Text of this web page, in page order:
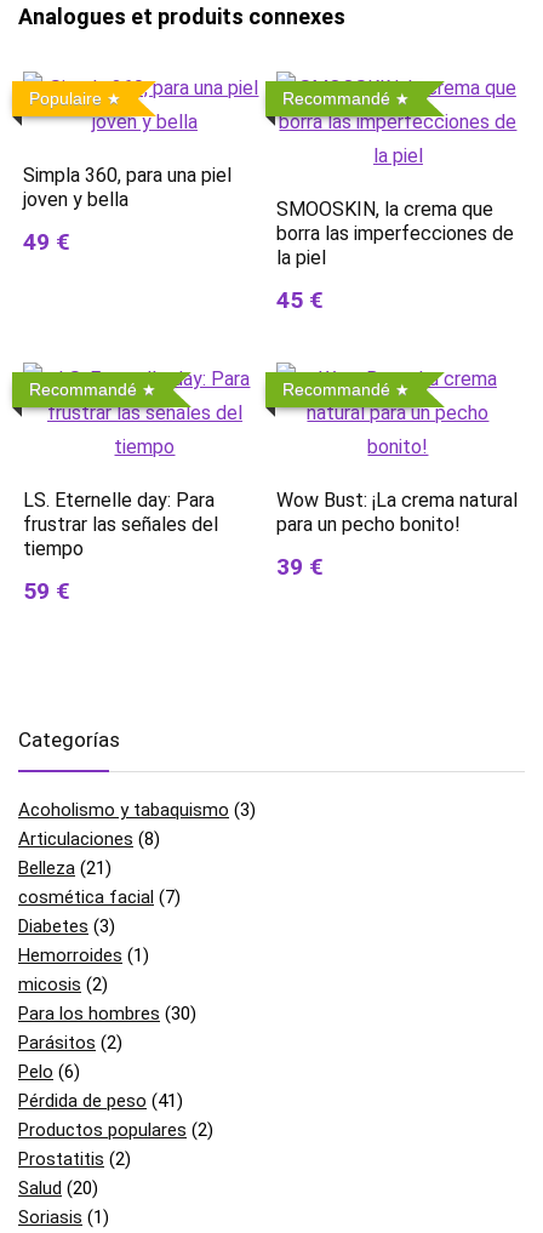
Analogues et produits connexes
Populaire
Simpla 360, para una piel
joven y bella
49 €
Recommandé
SMOOSKIN, la crema que
borra las imperfecciones de
la piel
45 €
Recommandé
LS. Eternelle day: Para
frustrar las señales del
tiempo
59 €
Recommandé
Wow Bust: ¡La crema natural
para un pecho bonito!
39 €
Categorías
Acoholismo y tabaquismo (3)
Articulaciones (8)
Belleza (21)
cosmética facial (7)
Diabetes (3)
Hemorroides (1)
micosis (2)
Para los hombres (30)
Parásitos (2)
Pelo (6)
Pérdida de peso (41)
Productos populares (2)
Prostatitis (2)
Salud (20)
Soriasis (1)